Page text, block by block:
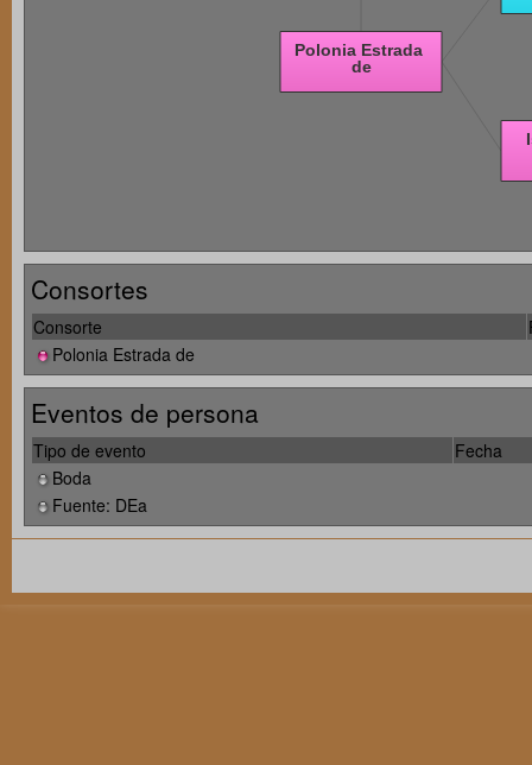
Consortes
Consorte
Polonia Estrada de
Eventos de persona
Tipo de evento
Fecha
Boda
Fuente: DEa